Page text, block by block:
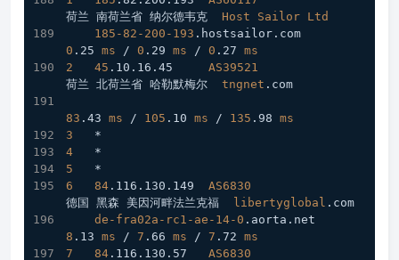
荷兰 南荷兰省 纳尔德韦克 Host Sailor Ltd
185-82-200-193 .hostsailor .com
0 .25 ms / 0 .29 ms / 0 .27 ms
2
45 .10 .16 .45
AS39521
荷兰 北荷兰省 哈勒默梅尔 tngnet .com
83 .43 ms / 105 .10 ms / 135 .98 ms
3
   *
4
   *
5
   *
6
84 .116 .130 .149
AS6830
德国 黑森 美因河畔法兰克福
libertyglobal .com
de-fra02a-rc1-ae-14-0 .aorta .net
8 .13 ms / 7 .66 ms / 7 .72 ms
7
84 .116 .130 .57 AS6830